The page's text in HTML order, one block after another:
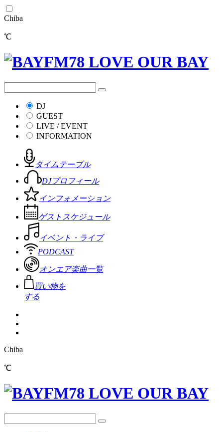
Chiba
℃
DJ
GUEST
LIVE / EVENT
INFORMATION
タイムテーブル
DJプロフィール
インフォメーション
ゲストスケジュール
イベント・ライブ
PODCAST
オンエア楽曲一覧
買い物を
する
Chiba
℃